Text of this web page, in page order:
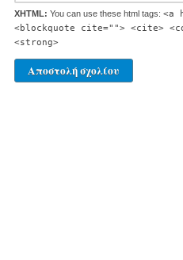
XHTML: You can use these html tags: <a
<blockquote cite=""> <cite>
<strong>